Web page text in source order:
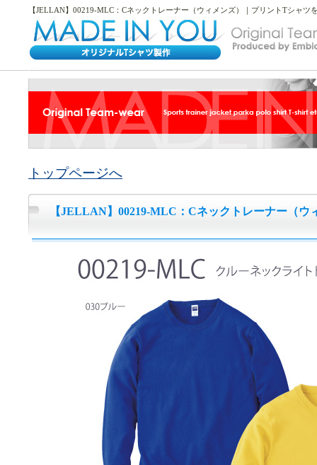
【JELLAN】00219-MLC：Cネックトレーナー（ウィメンズ）｜プリントTシャツ
トップページへ
【JELLAN】00219-MLC：Cネックトレーナー（ウ